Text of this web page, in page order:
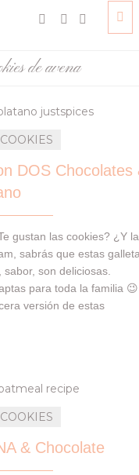
de avena
DOS Chocolates
gustan las cookies? ¿Y la
sabrás que estas
sabor, son deliciosas.
para toda la familia 😉
versión de estas
tanto por dentro
& Chocolate